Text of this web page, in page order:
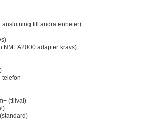
anslutning till andra enheter)
NMEA2000 adapter krävs)
telefon
(tillval)